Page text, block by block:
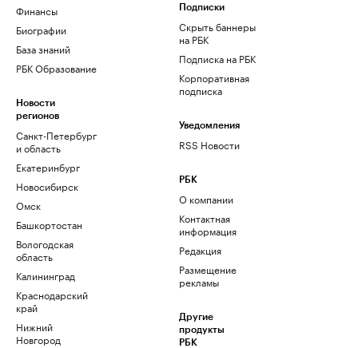
Финансы
Биографии
База знаний
РБК Образование
Новости
регионов
Санкт-Петербург
и область
Екатеринбург
Новосибирск
Омск
Башкортостан
Вологодская
область
Калининград
Краснодарский
край
Нижний
Новгород
Подписки
Скрыть баннеры
на РБК
Подписка на РБК
Корпоративная
подписка
Уведомления
RSS Новости
РБК
О компании
Контактная
информация
Редакция
Размещение
рекламы
Другие
продукты
РБК